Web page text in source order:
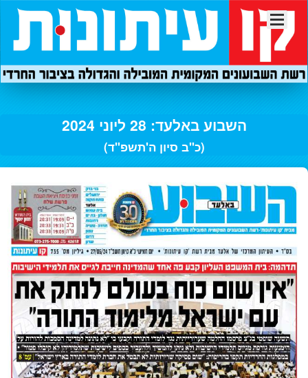
השבוע באלעד: 28 ליוני 2024
(כ"ב סיון ה'תשפ"ד)